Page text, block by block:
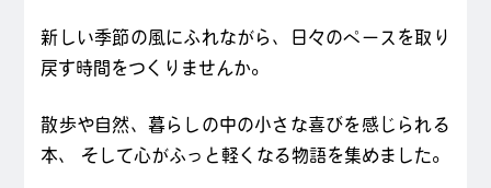
新しい季節の風にふれながら、日々のペースを取り
戻す時間をつくりませんか。
散歩や自然、暮らしの中の小さな喜びを感じられる
本、 そして心がふっと軽くなる物語を集めました。